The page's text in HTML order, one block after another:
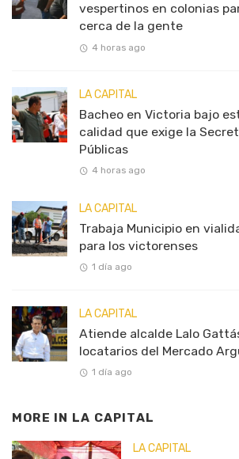
vespertinos en colonias
cerca de la gente
4 horas ago
LA CAPITAL
Bacheo en Victoria bajo
calidad que exige la
Públicas
4 horas ago
LA CAPITAL
Trabaja Municipio en
para los victorenses
1 día ago
LA CAPITAL
Atiende alcalde Lalo
locatarios del Mercado
1 día ago
MORE IN LA CAPITAL
LA CAPITAL